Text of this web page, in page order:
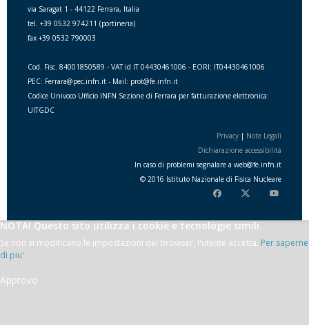
via Saragat 1 - 44122 Ferrara, Italia
tel. +39 0532 974211 (portineria)
fax +39 0532 790003
Cod. Fisc. 84001850589 - VAT id IT 04430461006 - EORI: IT04430461006
PEC: Ferrara@pec.infn.it - Mail: prot@fe.infn.it
Codice Univoco Ufficio INFN Sezione di Ferrara per fatturazione elettronica:
UITGDC
Privacy | Note Legali
Dichiarazione accessibilità
In caso di problemi segnalare a web@fe.infn.it
© 2016 Istituto Nazionale di Fisica Nucleare
NOTA! Questo sito utilizza i cookie e tecnologie simili.
Se non si modificano le impostazioni del browser, l'utente accetta. Per saperne
di piu'
Approvo